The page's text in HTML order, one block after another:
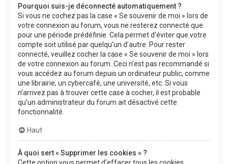
Pourquoi suis-je déconnecté automatiquement ?
Si vous ne cochez pas la case « Se souvenir de moi » lors de
votre connexion au forum, vous ne resterez connecté que
pour une période prédéfinie. Cela permet d’éviter que votre
compte soit utilisé par quelqu’un d’autre. Pour rester
connecté, veuillez cocher la case « Se souvenir de moi » lors
de votre connexion au forum. Ceci n’est pas recommandé si
vous accédez au forum depuis un ordinateur public, comme
une librairie, un cybercafé, une université, etc. Si vous
n’arrivez pas à trouver cette case à cocher, il est probable
qu’un administrateur du forum ait désactivé cette
fonctionnalité.
Haut
À quoi sert « Supprimer les cookies » ?